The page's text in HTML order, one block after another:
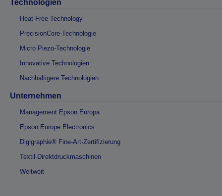
Technologien
Heat-Free Technology
PrecisionCore-Technologie
Micro Piezo-Technologie
Innovative Technologien
Nachhaltigere Technologien
Unternehmen
Management Epson Europa
Epson Europe Electronics
Digigraphie® Fine-Art-Zertifizierung
Textil-Direktdruckmaschinen
Weltweit